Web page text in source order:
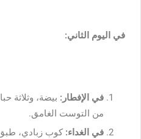
في اليوم الثاني:
في الإفطار: بيضة، وثلاثة
من التوست الغامق.
في الغداء: كوب زبادي،